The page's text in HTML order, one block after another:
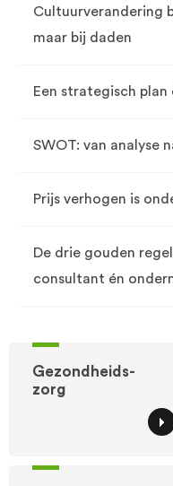
Cultuurverandering
maar bij daden
Een strategisch
SWOT: van analyse
Prijs verhogen is
De drie gouden
consultant én
Gezondheids-
zorg